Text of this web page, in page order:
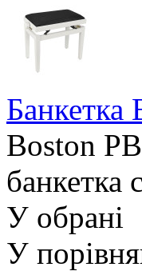
Банкетка
Boston
банкетка
У обрані
У